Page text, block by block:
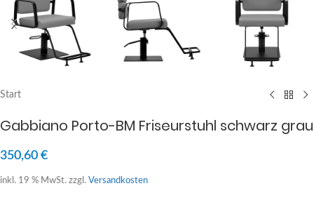
Start
Gabbiano Porto-BM Friseurstuhl schwarz grau
350,60 €
inkl. 19 % MwSt. zzgl. Versandkosten